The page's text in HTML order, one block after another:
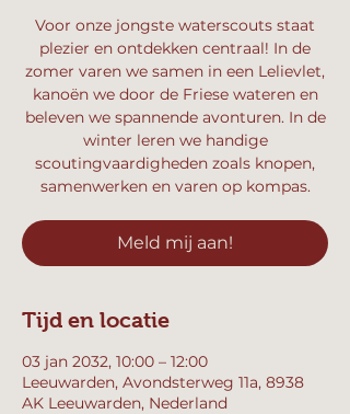
Voor onze jongste waterscouts staat
plezier en ontdekken centraal! In de
zomer varen we samen in een Lelievlet,
kanoën we door de Friese wateren en
beleven we spannende avonturen. In de
winter leren we handige
scoutingvaardigheden zoals knopen,
samenwerken en varen op kompas.
Meld mij aan!
Tijd en locatie
03 jan 2032, 10:00 – 12:00
Leeuwarden, Avondsterweg 11a, 8938
AK Leeuwarden, Nederland